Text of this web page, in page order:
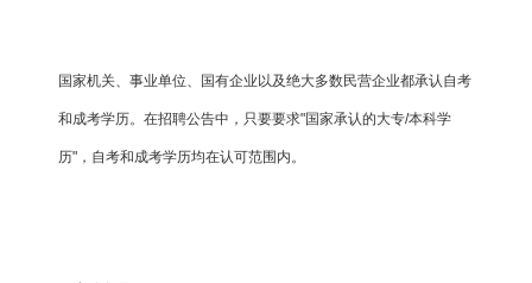
国家机关、事业单位、国有企业以及绝大多数民营企业都承认自考
和成考学历。在招聘公告中，只要要求"国家承认的大专/本科学
历"，自考和成考学历均在认可范围内。